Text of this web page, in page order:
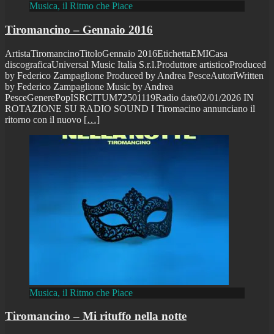
Musica, il Ritmo che Piace
Tiromancino – Gennaio 2016
ArtistaTiromancinoTitoloGennaio 2016EtichettaEMICasa
discograficaUniversal Music Italia S.r.l.Produttore artisticoProduced
by Federico Zampaglione Produced by Andrea PesceAutoriWritten
by Federico Zampaglione Music by Andrea
PesceGenerePopISRCITUM72501119Radio date02/01/2026 IN
ROTAZIONE SU RADIO SOUND I Tiromacino annunciano il
ritorno con il nuovo […]
Musica, il Ritmo che Piace
Tiromancino – Mi rituffo nella notte